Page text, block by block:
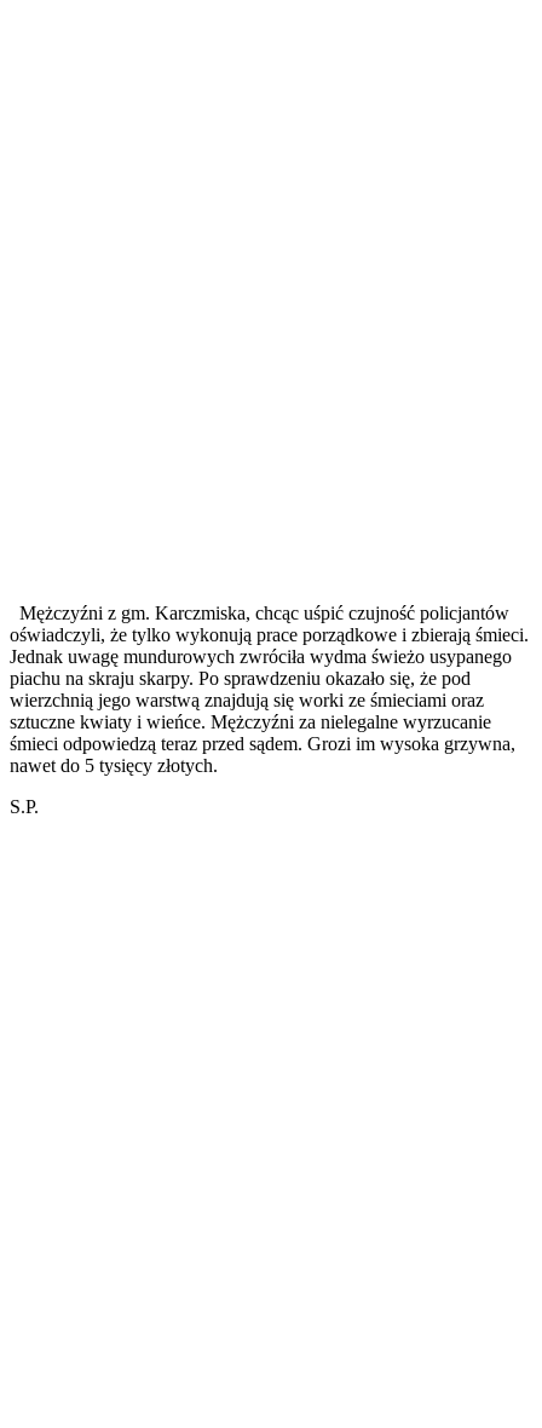
Mężczyźni z gm. Karczmiska, chcąc uśpić czujność policjantów
oświadczyli, że tylko wykonują prace porządkowe i zbierają śmieci.
Jednak uwagę mundurowych zwróciła wydma świeżo usypanego
piachu na skraju skarpy. Po sprawdzeniu okazało się, że pod
wierzchnią jego warstwą znajdują się worki ze śmieciami oraz
sztuczne kwiaty i wieńce. Mężczyźni za nielegalne wyrzucanie
śmieci odpowiedzą teraz przed sądem. Grozi im wysoka grzywna,
nawet do 5 tysięcy złotych.
S.P.